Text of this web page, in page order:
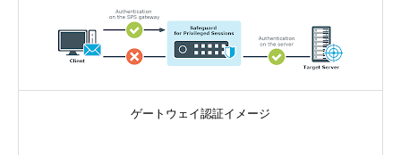
ゲートウェイ認証イメージ